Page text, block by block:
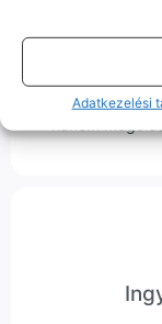
Adatkezelési
Ha ritkán